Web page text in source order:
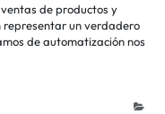
de productos y
representar un verdadero
de automatización nos